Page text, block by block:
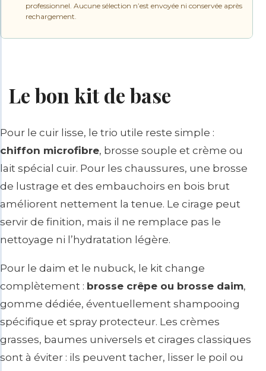
professionnel. Aucune sélection n’est envoyée ni conservée après
rechargement.
Le bon kit de base
Pour le cuir lisse, le trio utile reste simple :
chiffon microfibre, brosse souple et crème ou
lait spécial cuir. Pour les chaussures, une brosse
de lustrage et des embauchoirs en bois brut
améliorent nettement la tenue. Le cirage peut
servir de finition, mais il ne remplace pas le
nettoyage ni l’hydratation légère.
Pour le daim et le nubuck, le kit change
complètement : brosse crêpe ou brosse daim,
gomme dédiée, éventuellement shampooing
spécifique et spray protecteur. Les crèmes
grasses, baumes universels et cirages classiques
sont à éviter : ils peuvent tacher, lisser le poil ou